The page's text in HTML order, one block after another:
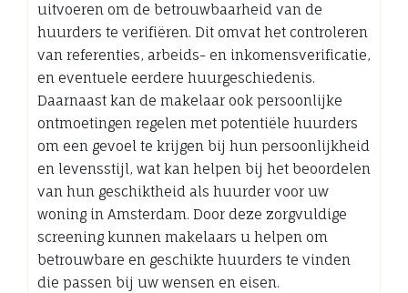
uitvoeren om de betrouwbaarheid van de
huurders te verifiëren. Dit omvat het controleren
van referenties, arbeids- en inkomensverificatie,
en eventuele eerdere huurgeschiedenis.
Daarnaast kan de makelaar ook persoonlijke
ontmoetingen regelen met potentiële huurders
om een gevoel te krijgen bij hun persoonlijkheid
en levensstijl, wat kan helpen bij het beoordelen
van hun geschiktheid als huurder voor uw
woning in Amsterdam. Door deze zorgvuldige
screening kunnen makelaars u helpen om
betrouwbare en geschikte huurders te vinden
die passen bij uw wensen en eisen.